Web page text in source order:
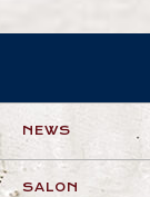
NEWS
SALON